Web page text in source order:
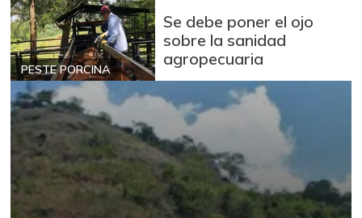
PESTE PORCINA
Se debe poner el ojo
sobre la sanidad
agropecuaria